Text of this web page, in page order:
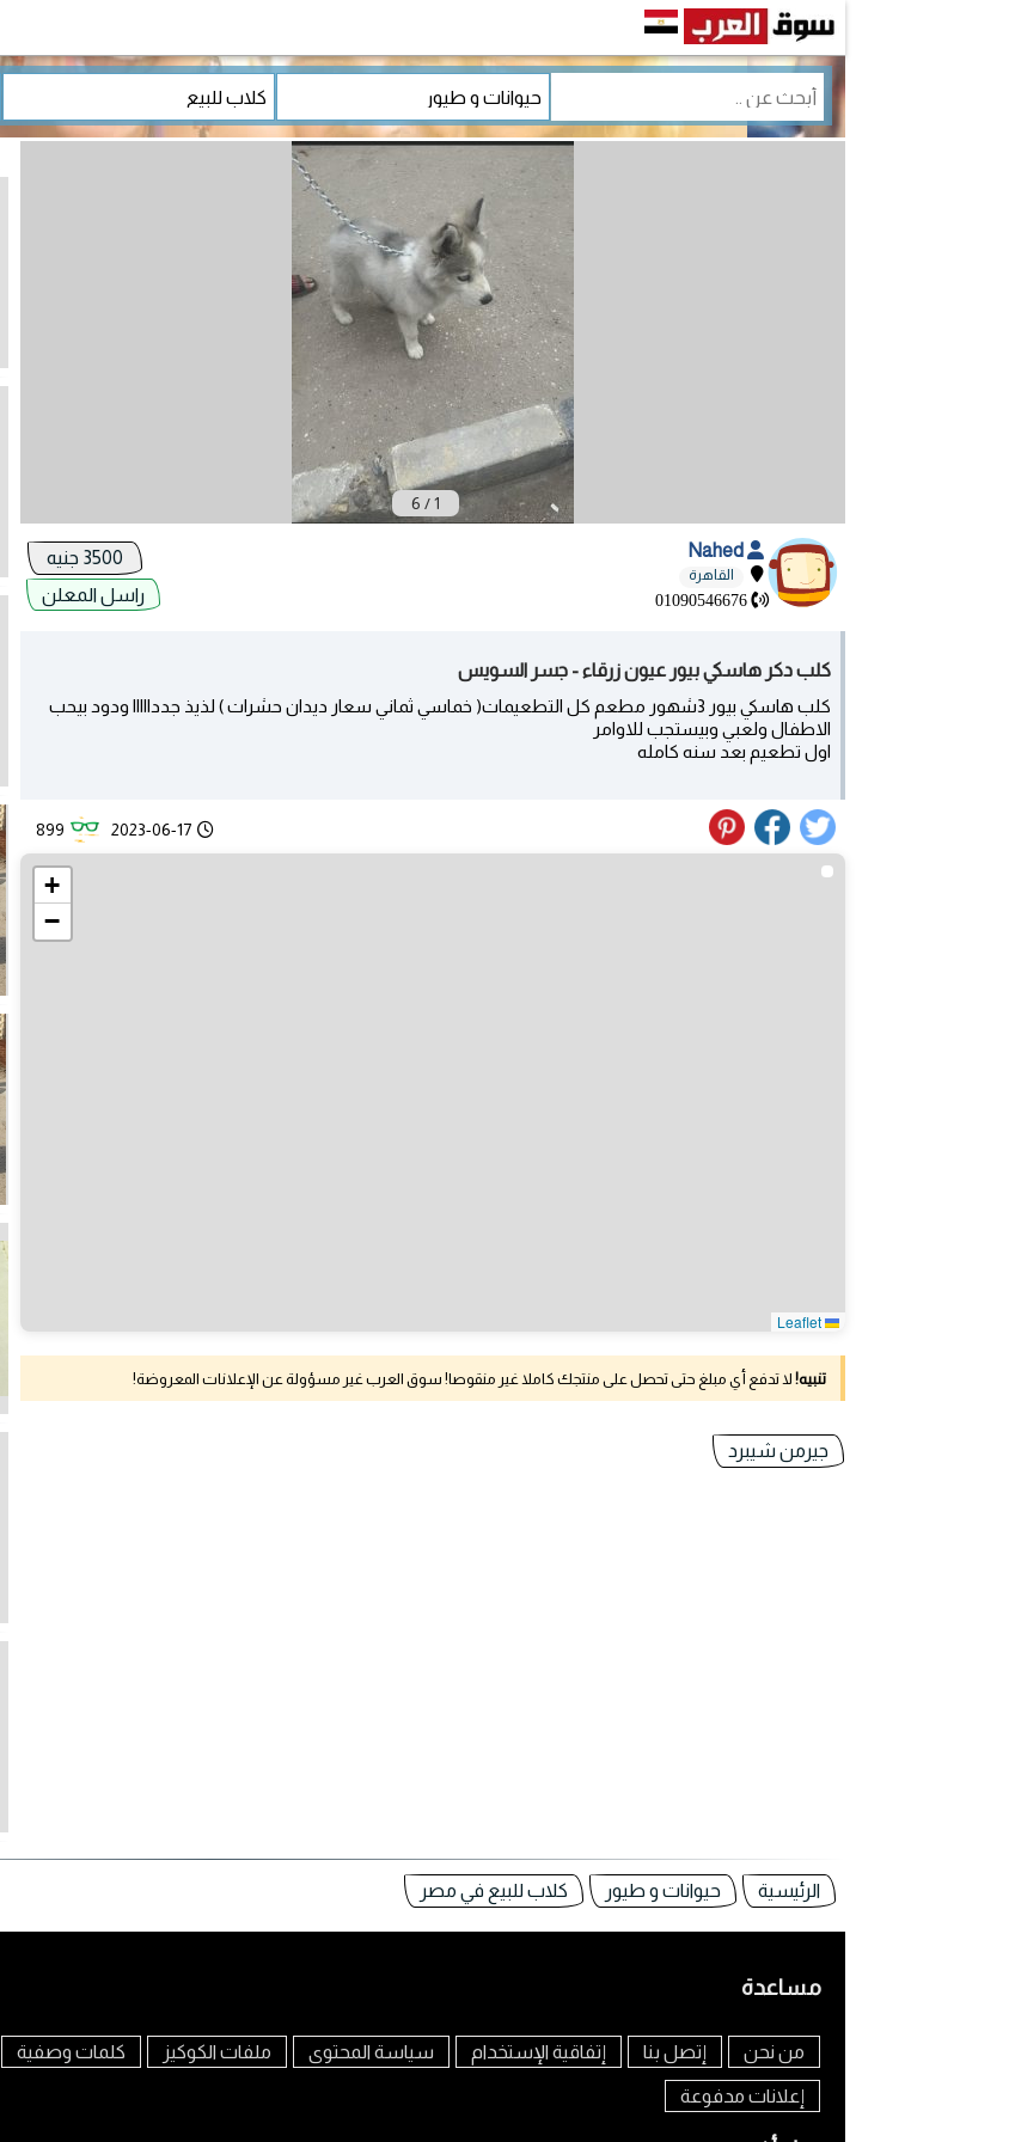
1
/
6
القاهرة
01090546676
راسل المعلن
كلب دكر هاسكي بيور عيون زرقاء - جسر السويس
كلب هاسكي بيور 3شهور مطعم كل التطعيمات( خماسي ثماني سعار ديدان حشرات ) لذيذ جددااااا ودود بيحب
الاطفال ولعبي وبيستجب للاوامر
اول تطعيم بعد سنه كامله
2023-06-17
899
+
−
تنبيه! لا تدفع أي مبلغ حتى تحصل على منتجك كاملا غير منقوصا! سوق العرب غير مسؤولة عن الإعلانات المعروضة!
جيرمن شيبرد
الرئيسية حيوانات و طيور كلاب للبيع في مصر
مساعدة
من نحن إتصل بنا إتفاقية الإستخدام سياسة المحتوى ملفات الكوكيز كلمات وصفية
إعلانات مدفوعة